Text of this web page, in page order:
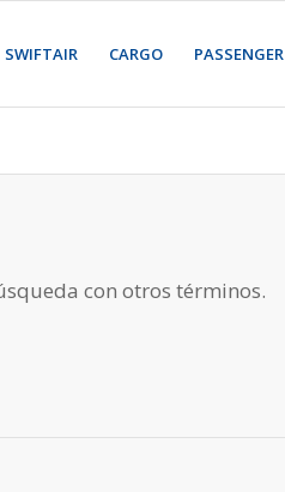
SWIFTAIR CARGO PASSENGER
con otros términos.